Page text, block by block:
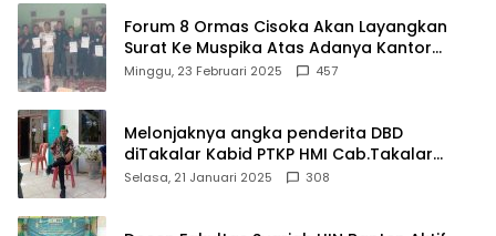
Forum 8 Ormas Cisoka Akan Layangkan
Surat Ke Muspika Atas Adanya Kantor
Matel di Cisoka
Minggu, 23 Februari 2025 457
Melonjaknya angka penderita DBD
diTakalar Kabid PTKP HMI Cab.Takalar
angkat bicara
Selasa, 21 Januari 2025 308